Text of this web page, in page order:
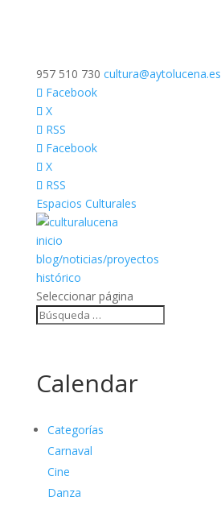
957 510 730 cultura@aytolucena.es
Facebook
X
RSS
Facebook
X
RSS
Espacios Culturales
inicio
blog/noticias/proyectos
histórico
Seleccionar página
Calendar
Categorías
Carnaval
Cine
Danza